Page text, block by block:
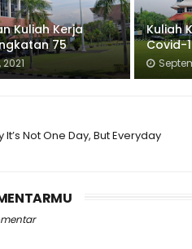
Kuliah Kerja
75
Kuliah
Covid-
Not One Day, But Everyday